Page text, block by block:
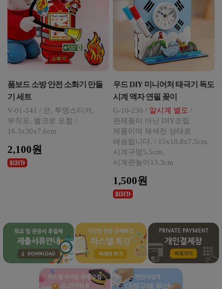
폼보드 소방 안전 소화기 만들
기 세트
V-01-141 / 끈, 투명스티커,
부직포, 벨크로 포함 /
16.3x30x7.6cm
2,100원
우드 DIY 미니어처 태극기 독도
시계 액자 연필 꽂이
G-10-230 / 알시계 별도 /
완제품이 아닌 DIY조립
제품이며 채색전 상태로
배송됩니다. / 15x18.8x7.5cm,
시계구멍5.5cm,
시계판높이13.3cm
1,500원